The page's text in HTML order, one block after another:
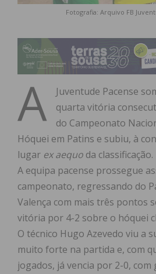
Fotografia: Arquivo FB
A
Juventude Pacense
quarta vitória
do Campeonato
Hóquei em Patins e subiu, à
lugar ex aequo da classificação.
A equipa pacense prossegue
campeonato, regressando do
Valença com mais três pontos
vitória por 4-2 sobre o hóquei
O técnico Hugo Azevedo viu a
muito forte na partida e, com
jogados, já vencia por 2-0, com